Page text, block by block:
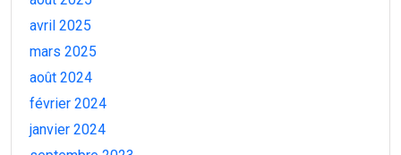
avril 2025
mars 2025
août 2024
février 2024
janvier 2024